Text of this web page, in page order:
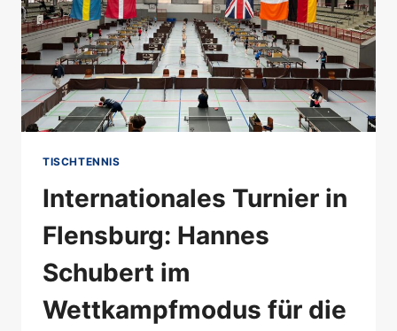
TISCHTENNIS
Internationales Turnier in
Flensburg: Hannes
Schubert im
Wettkampfmodus für die